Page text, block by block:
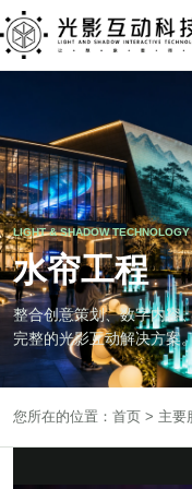
LIGHT & SHADOW
水帘工程
整合创意策划、数字内容
完整的光影互动解决方案
您所在的位置： 首页 > 主要